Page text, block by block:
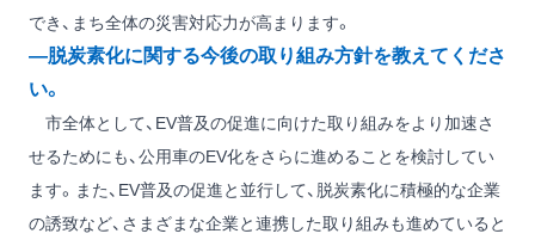
でき、まち全体の災害対応力が高まります。
―脱炭素化に関する今後の取り組み方針を教えてくださ
い。
市全体として、EV普及の促進に向けた取り組みをより加速さ
せるためにも、公用車のEV化をさらに進めることを検討してい
ます。また、EV普及の促進と並行して、脱炭素化に積極的な企業
の誘致など、さまざまな企業と連携した取り組みも進めていると